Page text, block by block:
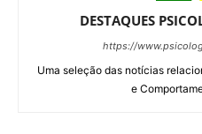
DESTAQUES
https://
Uma seleção das notícias
e